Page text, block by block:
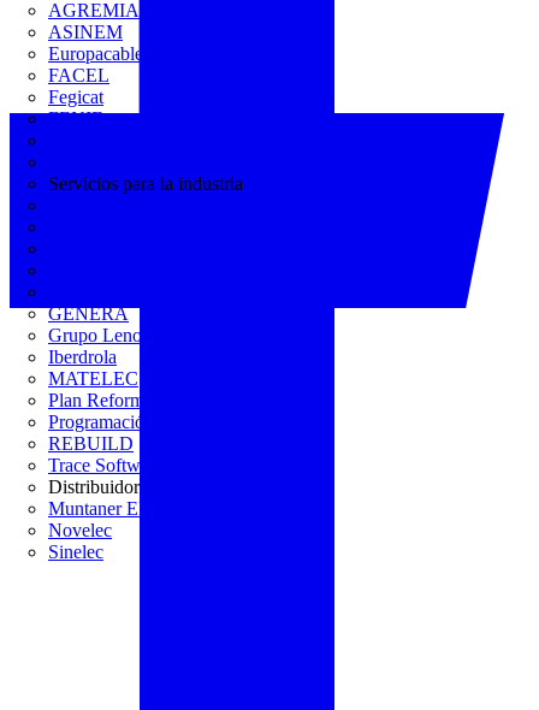
AGREMIA
ASINEM
Europacable
FACEL
Fegicat
FENIE
Servicios para la industria
GENERA
Grupo Lenor
Iberdrola
MATELEC
Plan Reforma
Programación Integral
REBUILD
Trace Software
Distribuidor
Muntaner Electro
Novelec
Sinelec